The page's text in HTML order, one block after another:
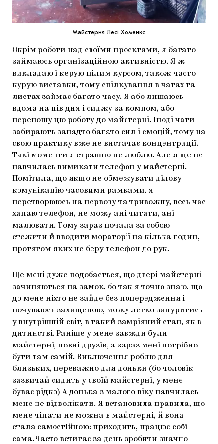
Майстерня Лесі Хоменко
Окрім роботи над своїми проєктами, я багато
займаюсь організаційною активністю. Я ж
викладаю і керую цілим курсом, також часто
курую виставки, тому спілкування в чатах та
листах займає багато часу. Я або лишаюсь
вдома на пів дня і сиджу за компом, або
переношу цю роботу до майстерні. Іноді чати
забирають занадто багато сил і емоцій, тому на
свою практику вже не вистачає концентрації.
Такі моменти я страшно не люблю. Але я ще не
навчилась вимикати телефон у майстерні.
Помітила, що якщо не обмежувати ділову
комунікацію часовими рамками, я
перетворююсь на нервову та тривожну, весь час
хапаю телефон, не можу ані читати, ані
малювати. Тому зараз почала за собою
стежити й вводити мораторії на кілька годин,
протягом яких не беру телефон до рук.
Ще мені дуже подобається, що двері майстерні
зачиняються на замок, бо так я точно знаю, що
до мене ніхто не зайде без попередження і
почуваюсь захищеною, можу легко зануритись
у внутрішній світ, в такий замріяний стан, як в
дитинстві. Раніше у мене завжди були
майстерні, повні друзів, а зараз мені потрібно
бути там самій. Виключення роблю для
близьких, переважно для доньки (бо чоловік
зазвичай сидить у своїй майстерні, у мене
буває рідко) А донька з малого віку навчилась
мене не відволікати. Я встановила правила, що
мене чіпати не можна в майстерні, й вона
стала самостійною: приходить, працює собі
сама. Часто встигає за день зробити значно